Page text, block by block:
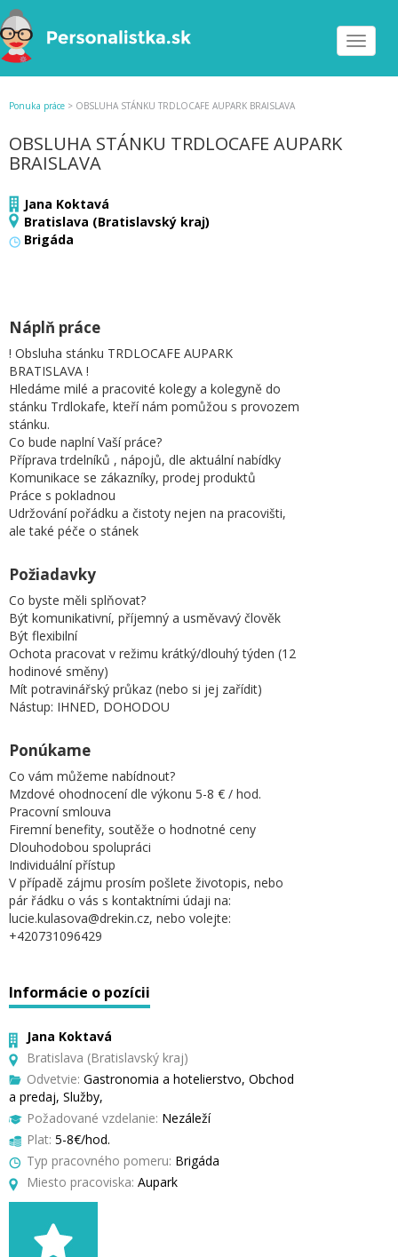
Toggle
Ponuka práce > OBSLUHA STÁNKU TRDLOCAFE AUPARK BRAISLAVA
OBSLUHA STÁNKU TRDLOCAFE AUPARK
BRAISLAVA
Jana Koktavá
Bratislava (Bratislavský kraj)
Brigáda
Náplň práce
! Obsluha stánku TRDLOCAFE AUPARK
BRATISLAVA !
Hledáme milé a pracovité kolegy a kolegyně do
stánku Trdlokafe, kteří nám pomůžou s provozem
stánku.
Co bude naplní Vaší práce?
Příprava trdelníků , nápojů, dle aktuální nabídky
Komunikace se zákazníky, prodej produktů
Práce s pokladnou
Udržování pořádku a čistoty nejen na pracovišti,
ale také péče o stánek
Požiadavky
Co byste měli splňovat?
Být komunikativní, příjemný a usměvavý člověk
Být flexibilní
Ochota pracovat v režimu krátký/dlouhý týden (12
hodinové směny)
Mít potravinářský průkaz (nebo si jej zařídit)
Nástup: IHNED, DOHODOU
Ponúkame
Co vám můžeme nabídnout?
Mzdové ohodnocení dle výkonu 5-8 € / hod.
Pracovní smlouva
Firemní benefity, soutěže o hodnotné ceny
Dlouhodobou spolupráci
Individuální přístup
V případě zájmu prosím pošlete životopis, nebo
pár řádku o vás s kontaktními údaji na:
lucie.kulasova@drekin.cz, nebo volejte:
+420731096429
Informácie o pozícii
Jana Koktavá
Bratislava (Bratislavský kraj)
Odvetvie: Gastronomia a hotelierstvo, Obchod
a predaj, Služby,
Požadované vzdelanie: Nezáleží
Plat: 5-8€/hod.
Typ pracovného pomeru: Brigáda
Miesto pracoviska: Aupark